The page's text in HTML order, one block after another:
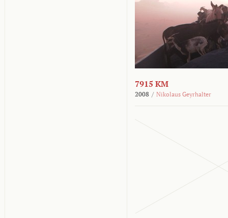
7915 KM
2008 / Nikolaus Geyrhalter